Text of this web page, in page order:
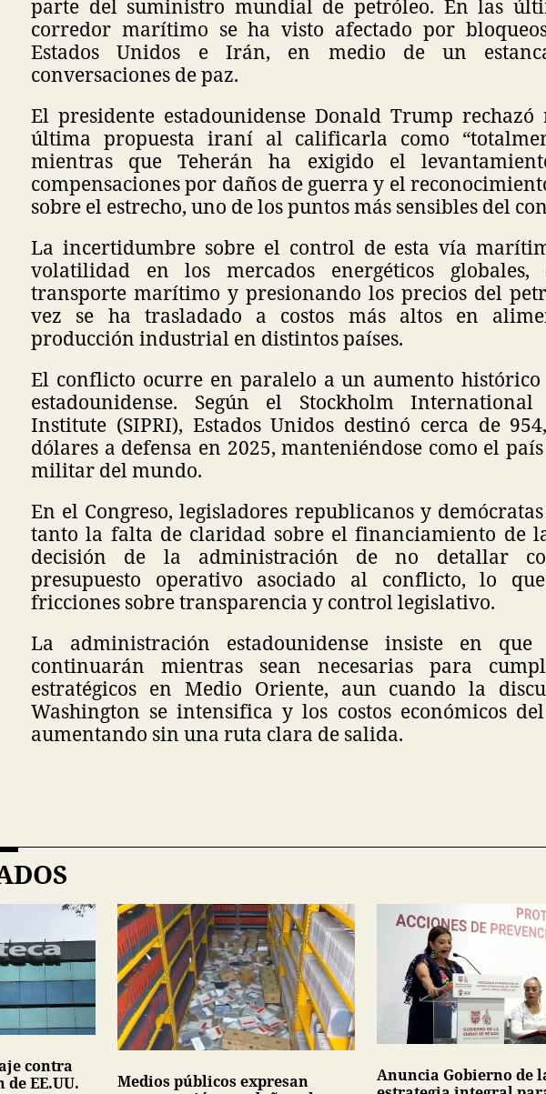
parte del suministro mundial de petróleo. En las
corredor marítimo se ha visto afectado por
Estados Unidos e Irán, en medio de un
conversaciones de paz.
El presidente estadounidense Donald Trump rechazó
última propuesta iraní al calificarla como
mientras que Teherán ha exigido el
compensaciones por daños de guerra y el
sobre el estrecho, uno de los puntos más sensibles del
La incertidumbre sobre el control de esta vía
volatilidad en los mercados energéticos globales,
transporte marítimo y presionando los precios del
vez se ha trasladado a costos más altos en
producción industrial en distintos países.
El conflicto ocurre en paralelo a un aumento
estadounidense. Según el Stockholm International
Institute (SIPRI), Estados Unidos destinó cerca de
dólares a defensa en 2025, manteniéndose como el
militar del mundo.
En el Congreso, legisladores republicanos y
tanto la falta de claridad sobre el financiamiento de
decisión de la administración de no detallar
presupuesto operativo asociado al conflicto, lo
fricciones sobre transparencia y control legislativo.
La administración estadounidense insiste en que
continuarán mientras sean necesarias para
estratégicos en Medio Oriente, aun cuando la
Washington se intensifica y los costos económicos
aumentando sin una ruta clara de salida.
contra
EE.UU.
Medios públicos expresan
Anuncia Gobierno de